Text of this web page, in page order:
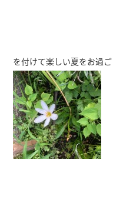
を付けて楽しい夏をお過